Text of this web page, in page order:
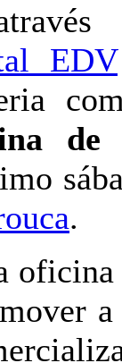
EDV
de
.